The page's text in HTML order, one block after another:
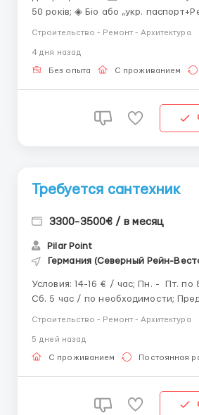
50 років; ◈ Біо або „укр. паспорт+Pesel”; ◈
роботи; ◈ вміння читати технічні малюнки. 💳
**ЗАРОБІТНА ПЛАТА** ◈ Середня...
Строительство - Ремонт - Архитектура
4 дня назад
Без опыта С проживанием
Требуется сантехник
3300-3500€ / в месяц
Pilar Point
Германия (Северный Рейн-
Условия: 14-16 € / час; Пн. - Пт. по 8-10 час / день.
Сб. 5 час / по необходимости; Предоставление
жилья на бесплатной / платной
Знание иностранного языка не
Требуется 4 мас...
Строительство - Ремонт - Архитектура
5 дней назад
С проживанием Постоянная